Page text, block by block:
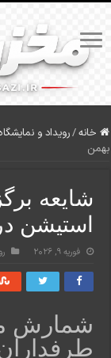
خانه/رویداد و
بهمن
شایعه
استیشن در
فوریه 9, 2026
شمارش